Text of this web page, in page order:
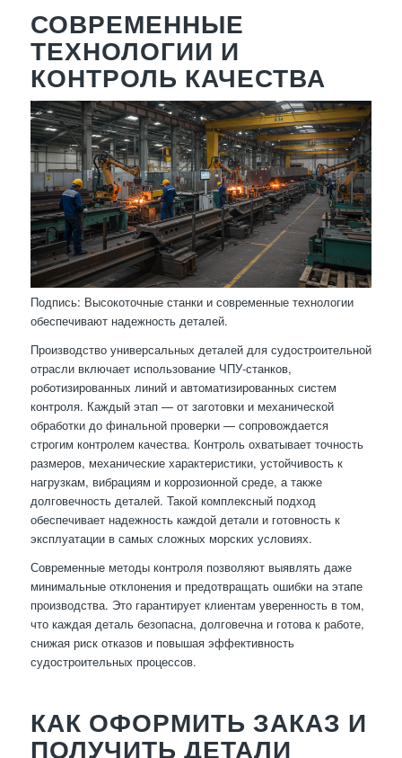
СОВРЕМЕННЫЕ
ТЕХНОЛОГИИ И
КОНТРОЛЬ КАЧЕСТВА
Подпись: Высокоточные станки и современные технологии
обеспечивают надежность деталей.
Производство универсальных деталей для судостроительной
отрасли включает использование ЧПУ-станков,
роботизированных линий и автоматизированных систем
контроля. Каждый этап — от заготовки и механической
обработки до финальной проверки — сопровождается
строгим контролем качества. Контроль охватывает точность
размеров, механические характеристики, устойчивость к
нагрузкам, вибрациям и коррозионной среде, а также
долговечность деталей. Такой комплексный подход
обеспечивает надежность каждой детали и готовность к
эксплуатации в самых сложных морских условиях.
Современные методы контроля позволяют выявлять даже
минимальные отклонения и предотвращать ошибки на этапе
производства. Это гарантирует клиентам уверенность в том,
что каждая деталь безопасна, долговечна и готова к работе,
снижая риск отказов и повышая эффективность
судостроительных процессов.
КАК ОФОРМИТЬ ЗАКАЗ И
ПОЛУЧИТЬ ДЕТАЛИ